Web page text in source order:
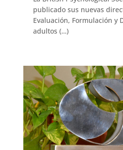
publicado sus nuevas
Evaluación, Formulación y
adultos (…)